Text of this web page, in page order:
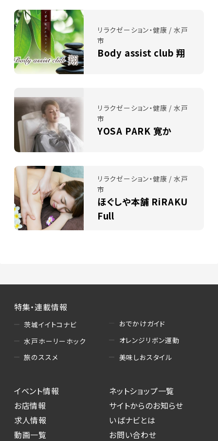
リラクゼーション・健康 / 水戸
市
Body assist club 翔
リラクゼーション・健康 / 水戸
市
YOSA PARK 寛か
リラクゼーション・健康 / 水戸
市
ほぐしや本舗 RiRAKU
Full
特集・連載情報
茨城イイトコナビ
水戸ホーリーホック
旅のススメ
おでかけガイド
オレンジリボン運動
美味しおスタイル
イベント情報
お店情報
求人情報
動画一覧
ネットショップ一覧
サイトからのお知らせ
いばナビとは
お問い合わせ